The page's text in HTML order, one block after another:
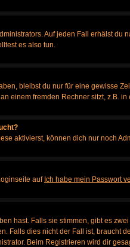
Auf jeden Fall erhälst
es also tun.
bleibst du nur für eine gewisse
einem fremden Rechner sitzt, z.B.
aktivierst, können dich nur noch
auf Ich habe mein Passwort
hast. Falls sie stimmen, gibt es
dies nicht der Fall ist, braucht
Beim Registrieren wird dir